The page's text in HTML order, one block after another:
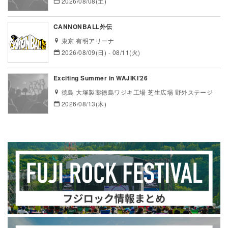
CANNONBALL外伝
東京 有明アリーナ
2026/08/09(日) - 08/11(火)
Exciting Summer in WAJIKI’26
徳島 大塚製薬徳島ワジキ工場 芝生広場 野外ステージ
2026/08/13(木)